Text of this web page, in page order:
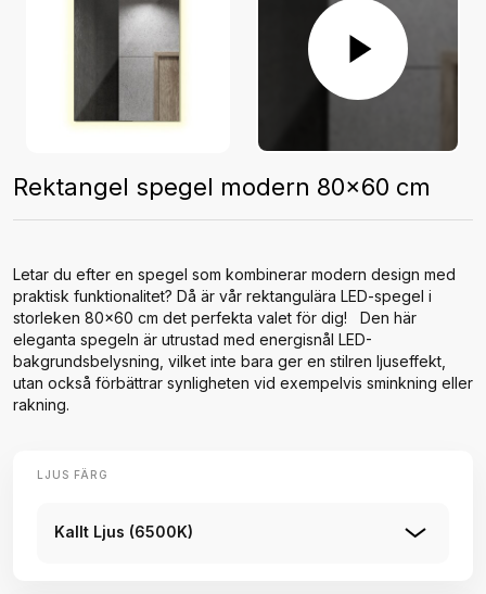
Rektangel spegel modern 80x60 cm
Letar du efter en spegel som kombinerar modern design med
praktisk funktionalitet? Då är vår rektangulära LED-spegel i
storleken 80x60 cm det perfekta valet för dig! Den här
eleganta spegeln är utrustad med energisnål LED-
bakgrundsbelysning, vilket inte bara ger en stilren ljuseffekt,
utan också förbättrar synligheten vid exempelvis sminkning eller
rakning.
LJUS FÄRG
Kallt Ljus (6500K)